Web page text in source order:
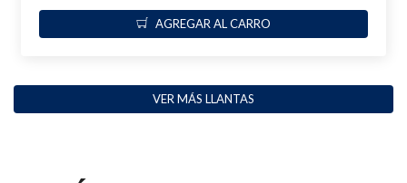
AGREGAR AL CARRO
VER MÁS LLANTAS